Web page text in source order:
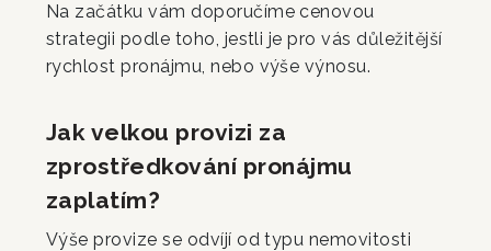
Na začátku vám doporučíme cenovou
strategii podle toho, jestli je pro vás důležitější
rychlost pronájmu, nebo výše výnosu.
Jak velkou provizi za
zprostředkování pronájmu
zaplatím?
Výše provize se odvíjí od typu nemovitosti